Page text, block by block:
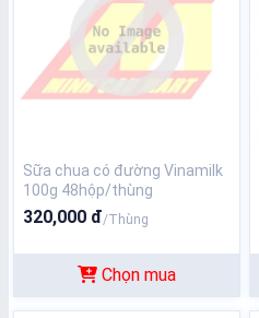
Sữa chua có đường Vinamilk
100g 48hộp/thùng
320,000 đ/Thùng
Chọn mua